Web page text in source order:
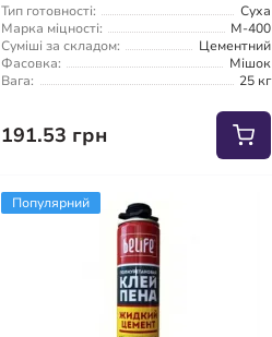
Тип готовності:
Суха
Марка міцності:
М-400
Суміші за складом:
Цементний
Фасовка:
Мішок
Вага:
25 кг
191.53 грн
Популярний